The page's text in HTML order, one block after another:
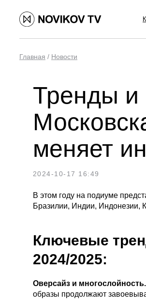
Главная / Новости
Тренды и
меняет
2024-10-17 16:49
В этом году на подиуме
Бразилии, Индии, Индонезии,
Ключевые
2024/2025:
Оверсайз и многослойность.
образы продолжают